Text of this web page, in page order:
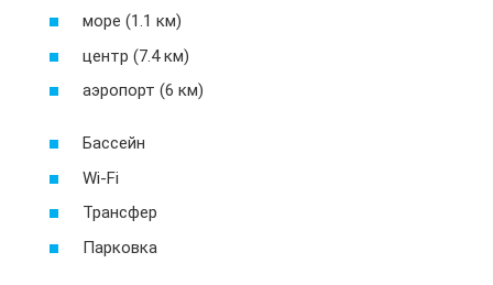
море (1.1 км)
центр (7.4 км)
аэропорт (6 км)
Бассейн
Wi-Fi
Трансфер
Парковка